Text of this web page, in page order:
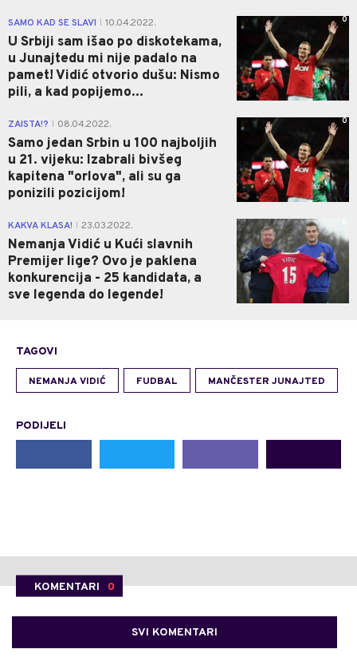
SAMO KAD SE SLAVI 10.04.2022.
U Srbiji sam išao po diskotekama,
u Junajtedu mi nije padalo na
pamet! Vidić otvorio dušu: Nismo
pili, a kad popijemo...
0
ZAISTA!? 08.04.2022.
Samo jedan Srbin u 100 najboljih
u 21. vijeku: Izabrali bivšeg
kapitena "orlova", ali su ga
ponizili pozicijom!
0
KAKVA KLASA! 23.03.2022.
Nemanja Vidić u Kući slavnih
Premijer lige? Ovo je paklena
konkurencija - 25 kandidata, a
sve legenda do legende!
TAGOVI
NEMANJA VIDIĆ FUDBAL MANČESTER JUNAJTED
PODIJELI
KOMENTARI 0
SVI KOMENTARI